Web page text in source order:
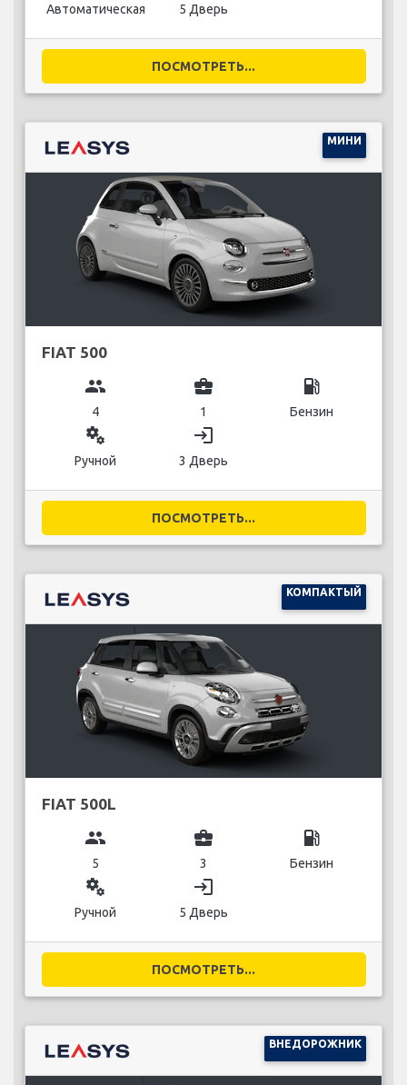
Автоматическая 5 Дверь
ПОСМОТРЕТЬ...
МИНИ
FIAT 500
group
4
business_center
1
local_gas_station
Бензин
miscellaneous_services
Ручной
login
3 Дверь
ПОСМОТРЕТЬ...
КОМПАКТЫЙ
FIAT 500L
group
5
business_center
3
local_gas_station
Бензин
miscellaneous_services
Ручной
login
5 Дверь
ПОСМОТРЕТЬ...
ВНЕДОРОЖНИК